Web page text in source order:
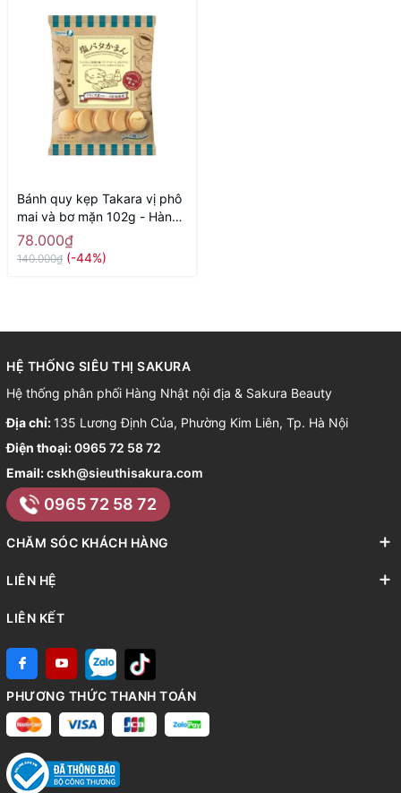
Bánh quy kẹp Takara vị phô
mai và bơ mặn 102g - Hàng
Nhật nội địa
78.000₫
140.000₫ (-44%)
HỆ THỐNG SIÊU THỊ SAKURA
Hệ thống phân phối Hàng Nhật nội địa & Sakura Beauty
Địa chỉ: 135 Lương Định Của, Phường Kim Liên, Tp. Hà Nội
Điện thoại:0965 72 58 72
Email:cskh@sieuthisakura.com
0965 72 58 72
CHĂM SÓC KHÁCH HÀNG
LIÊN HỆ
LIÊN KẾT
PHƯƠNG THỨC THANH TOÁN